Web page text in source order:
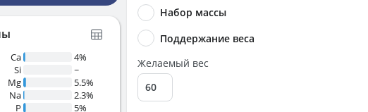
Ca
4%
Si
~
Mg
5.5%
Na
2.3%
P
5%
Набор массы
Поддержание веса
Желаемый вес